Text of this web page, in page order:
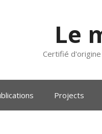
Le
Certifié
Projects